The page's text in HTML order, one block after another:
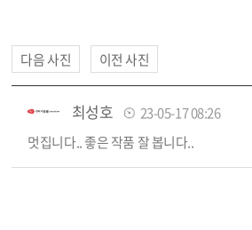
다음 사진 이전 사진
최성호
23-05-17 08:26
멋집니다.. 좋은 작품 잘 봅니다..